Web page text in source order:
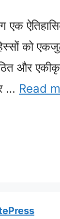
को
और
… Read